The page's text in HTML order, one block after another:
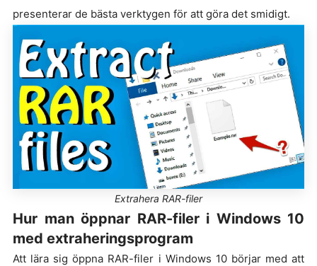
presenterar de bästa verktygen för att göra det smidigt.
Extrahera RAR-filer
Hur man öppnar RAR-filer i Windows 10
med extraheringsprogram
Att lära sig öppna RAR-filer i Windows 10 börjar med att